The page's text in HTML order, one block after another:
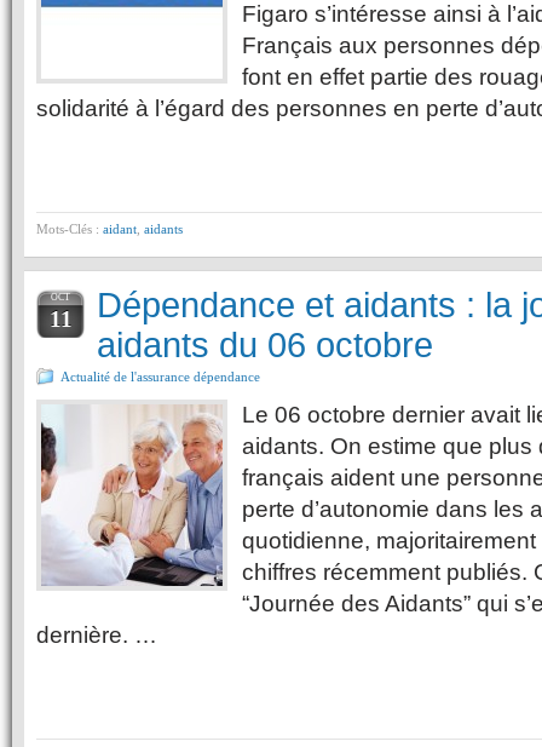
Figaro s’intéresse ainsi à
Français aux personnes
font en effet partie des
solidarité à l’égard des personnes en perte
Mots-Clés : aidant aidants
OCT
11
Dépendance et aidants : la
aidants du 06 octobre
Actualité de l'assurance dépendance
Le 06 octobre dernier avait
aidants. On estime que plus
français aident une
perte d’autonomie dans les
quotidienne,
chiffres récemment publiés.
“Journée des Aidants” qui
dernière. …